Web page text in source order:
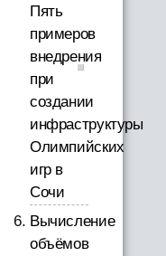
Пять
примеров
внедрения
при
создании
инфраструктуры
Олимпийских
игр в
Сочи
Вычисление
объёмов